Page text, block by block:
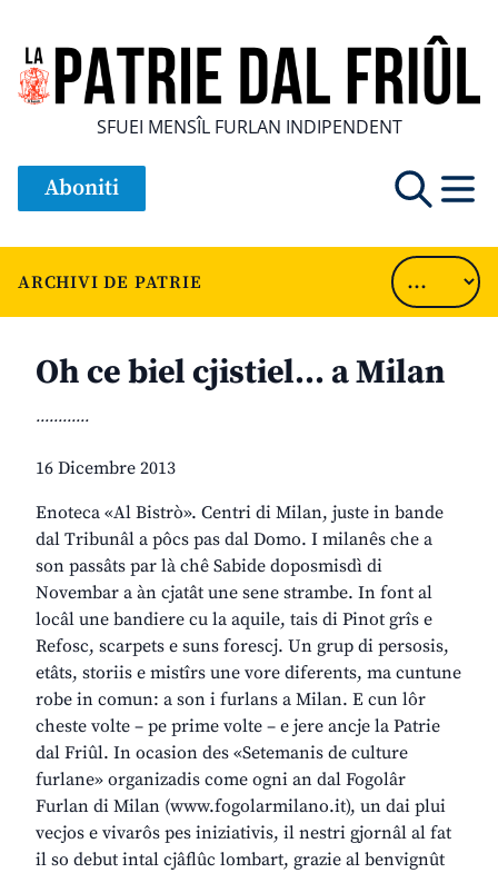
SFUEI MENSÎL FURLAN INDIPENDENT
Aboniti
ARCHIVI DE PATRIE
Oh ce biel cjistiel… a Milan
............
16 Dicembre 2013
Enoteca «Al Bistrò». Centri di Milan, juste in bande
dal Tribunâl a pôcs pas dal Domo. I milanês che a
son passâts par là chê Sabide doposmisdì di
Novembar a àn cjatât une sene strambe. In font al
locâl une bandiere cu la aquile, tais di Pinot grîs e
Refosc, scarpets e suns forescj. Un grup di persosis,
etâts, storiis e mistîrs une vore diferents, ma cuntune
robe in comun: a son i furlans a Milan. E cun lôr
cheste volte – pe prime volte – e jere ancje la Patrie
dal Friûl. In ocasion des «Setemanis de culture
furlane» organizadis come ogni an dal Fogolâr
Furlan di Milan (www.fogolarmilano.it), un dai plui
vecjos e vivarôs pes iniziativis, il nestri gjornâl al fat
il so debut intal cjâflûc lombart, grazie al benvignût